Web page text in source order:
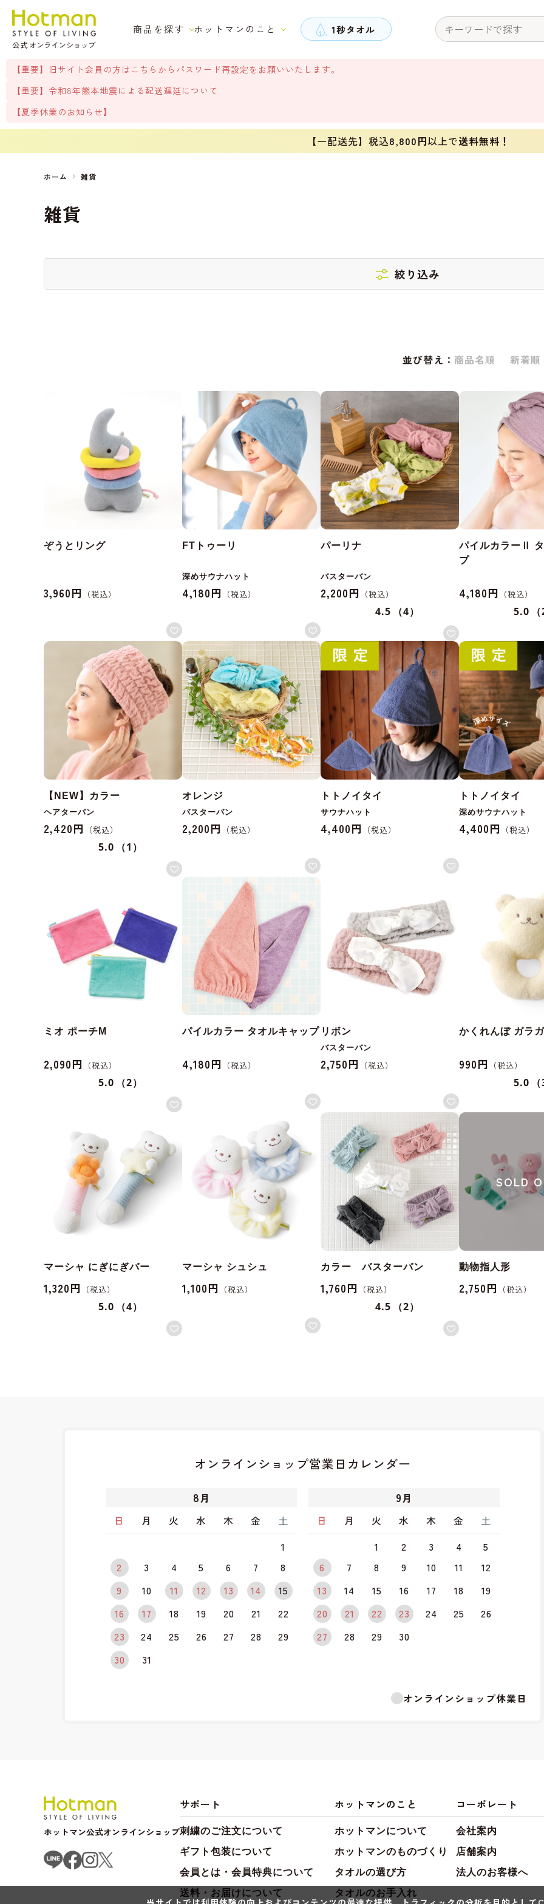
商品を探す ホットマンのこと 1秒タオル
【重要】旧サイト会員の方はこちらからパスワード再設定をお願いいたします。
【重要】令和8年熊本地震による配送遅延について
【夏季休業のお知らせ】
【一配送先】税込8,800円以上で送料無料！
ホーム 雑貨
雑貨
絞り込み
並び替え： 商品名順 新着順
ぞうとリング
3,960円
FTトゥーリ
深めサウナハット
4,180円
パーリナ
バスターバン
2,200円
4.5 （4）
パイルカラーⅡ
プ
4,180円
5.0
【NEW】カラー
ヘアターバン
2,420円
5.0 （1）
オレンジ
バスターバン
2,200円
トトノイタイ
サウナハット
4,400円
トトノイタイ
深めサウナハット
4,400円
ミオ ポーチM
2,090円
5.0 （2）
パイルカラー タオルキャップ
4,180円
リボン
バスターバン
2,750円
かくれんぼ ガラ
990円
5.0
マーシャ にぎにぎバー
1,320円
5.0 （4）
マーシャ シュシュ
1,100円
カラー バスターバン
1,760円
4.5 （2）
SOLD
動物指人形
2,750円
オンラインショップ営業日カレンダー
8月
日
月 火 水 木 金
土
1
2
3 4 5 6 7
8
9
10 11 12 13 14
15
16
17 18 19 20 21
22
23
24 25 26 27 28
29
30
31
9月
日
月 火 水 木 金
土
1
2 3 4
5
6
7 8 9 10 11
12
13
14 15 16 17 18
19
20
21 22 23 24 25
26
27
28 29 30
オンラインショップ休業日
ホットマン公式オンラインショップ
サポート
刺繍のご注文について
ギフト包装について
会員とは・会員特典について
送料・お届けについて
ホットマンのこと
ホットマンについて
ホットマンのものづくり
タオルの選び方
タオルのお手入れ
コーポレート
会社案内
店舗案内
法人のお客様へ